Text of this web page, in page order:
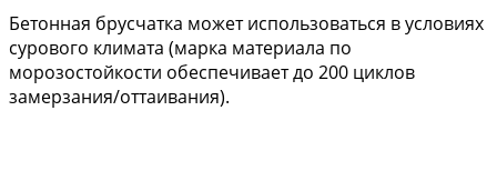
Бетонная брусчатка может использоваться в условиях
сурового климата (марка материала по
морозостойкости обеспечивает до 200 циклов
замерзания/оттаивания).